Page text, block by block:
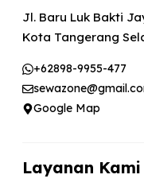
Jl. Baru Luk Bakti
Kota Tangerang
+62898-9955-477
Google Map
Layanan Kami